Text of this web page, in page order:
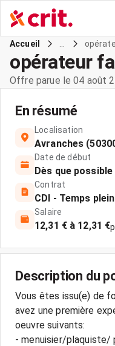
Accueil
opérateur
Offre parue le 04 août
En résumé
Localisation
Avranches
Date de début
Dès que possible
Contrat
CDI - Temps plein
Salaire
12,31 € à 12,31 €
Description du
Vous êtes issu(e) de
avez une première
oeuvre suivants:
- menuisier/plaquiste/